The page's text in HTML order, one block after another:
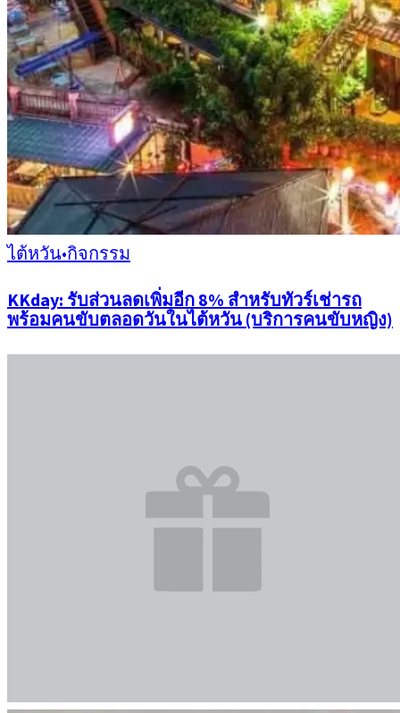
ไต้หวัน•กิจกรรม
KKday: รับส่วนลดเพิ่มอีก 8% สำหรับทัวร์เช่ารถ
พร้อมคนขับตลอดวันในไต้หวัน (บริการคนขับหญิง)